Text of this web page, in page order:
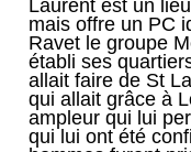
Laurent est un
mais offre un PC
Ravet le groupe
établi ses
allait faire de St
qui allait grâce à
ampleur qui lui
qui lui ont été